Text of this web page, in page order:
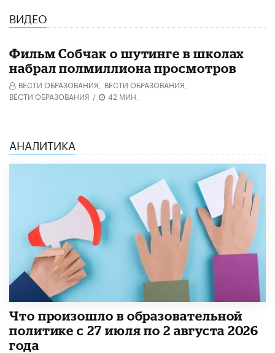
ВИДЕО
Фильм Собчак о шутинге в школах
набрал полмиллиона просмотров
ВЕСТИ ОБРАЗОВАНИЯ, ВЕСТИ ОБРАЗОВАНИЯ,
ВЕСТИ ОБРАЗОВАНИЯ / 42 МИН.
АНАЛИТИКА
​Что произошло в образовательной
политике с 27 июля по 2 августа 2026
года